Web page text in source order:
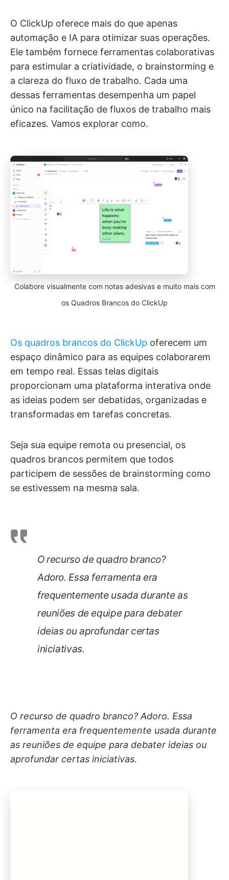
O ClickUp oferece mais do que apenas
automação e IA para otimizar suas operações.
Ele também fornece ferramentas colaborativas
para estimular a criatividade, o brainstorming e
a clareza do fluxo de trabalho. Cada uma
dessas ferramentas desempenha um papel
único na facilitação de fluxos de trabalho mais
eficazes. Vamos explorar como.
Colabore visualmente com notas adesivas e muito mais com
os Quadros Brancos do ClickUp
Os quadros brancos do ClickUp oferecem um
espaço dinâmico para as equipes colaborarem
em tempo real. Essas telas digitais
proporcionam uma plataforma interativa onde
as ideias podem ser debatidas, organizadas e
transformadas em tarefas concretas.
Seja sua equipe remota ou presencial, os
quadros brancos permitem que todos
participem de sessões de brainstorming como
se estivessem na mesma sala.
O recurso de quadro branco?
Adoro. Essa ferramenta era
frequentemente usada durante as
reuniões de equipe para debater
ideias ou aprofundar certas
iniciativas.
O recurso de quadro branco? Adoro. Essa
ferramenta era frequentemente usada durante
as reuniões de equipe para debater ideias ou
aprofundar certas iniciativas.